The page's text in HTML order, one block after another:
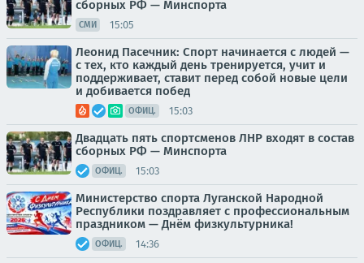
сборных РФ — Минспорта
СМИ 15:05
Леонид Пасечник: Спорт начинается с людей —
с тех, кто каждый день тренируется, учит и
поддерживает, ставит перед собой новые цели
и добивается побед
ОФИЦ. 15:03
Двадцать пять спортсменов ЛНР входят в состав
сборных РФ — Минспорта
ОФИЦ. 15:03
Министерство спорта Луганской Народной
Республики поздравляет с профессиональным
праздником — Днём физкультурника!
ОФИЦ. 14:36